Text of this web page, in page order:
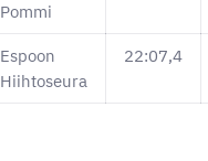
Pommi
Espoon
Hiihtoseura
22:07,4